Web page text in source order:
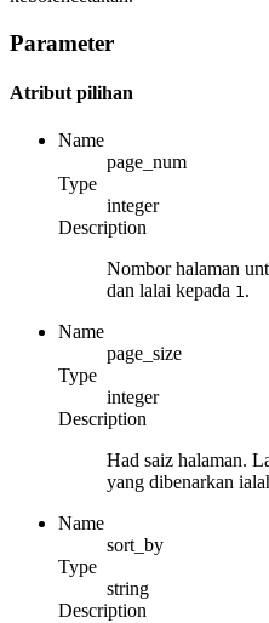
Parameter
Atribut pilihan
Name
page_num
Type
integer
Description
Nombor halaman
dan lalai kepada 1.
Name
page_size
Type
integer
Description
Had saiz halaman.
yang dibenarkan
Name
sort_by
Type
string
Description